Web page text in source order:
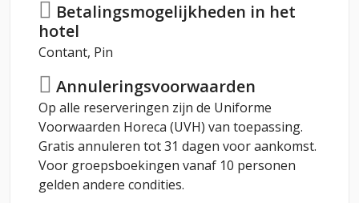
Betalingsmogelijkheden in het
hotel
Contant, Pin
Annuleringsvoorwaarden
Op alle reserveringen zijn de Uniforme
Voorwaarden Horeca (UVH) van toepassing.
Gratis annuleren tot 31 dagen voor aankomst.
Voor groepsboekingen vanaf 10 personen
gelden andere condities.